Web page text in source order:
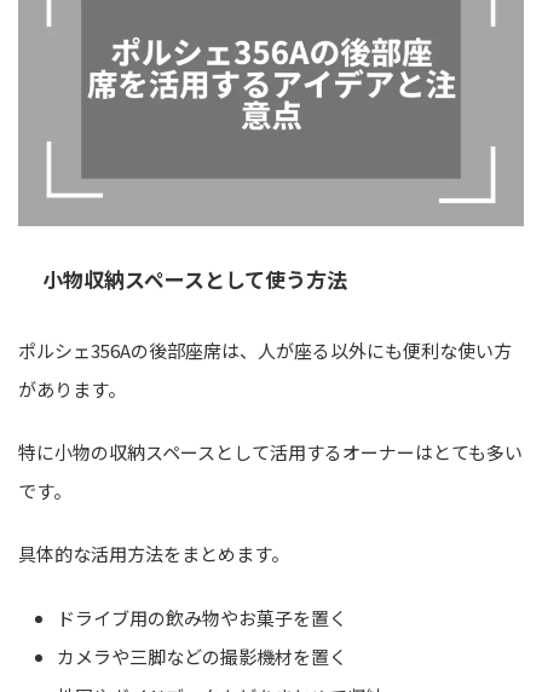
小物収納スペースとして使う方法
ポルシェ356Aの後部座席は、人が座る以外にも便利な使い方
があります。
特に小物の収納スペースとして活用するオーナーはとても多い
です。
具体的な活用方法をまとめます。
ドライブ用の飲み物やお菓子を置く
カメラや三脚などの撮影機材を置く